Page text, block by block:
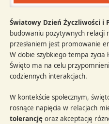
Światowy Dzień Życzliwości i
budowaniu pozytywnych relacji
przesłaniem jest promowanie
W dobie szybkiego tempa życia
Święto ma na celu
codziennych interakcjach.
W kontekście społecznym,
rosnące napięcia w relacjach
tolerancję oraz akceptację